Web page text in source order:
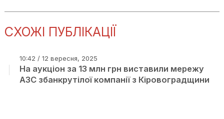
СХОЖІ ПУБЛІКАЦІЇ
10:42 / 12 вересня, 2025
На аукціон за 13 млн грн виставили мережу
АЗС збанкрутілої компанії з Кіровоградщини